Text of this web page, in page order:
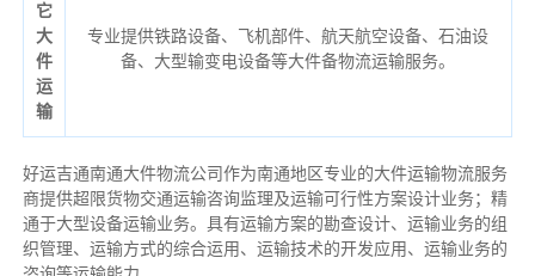
它
大
件
运
输
专业提供铁路设备、飞机部件、航天航空设备、石油设
备、大型输变电设备等大件备物流运输服务。
好运吉通南通大件物流公司作为南通地区专业的大件运输物流服务
商提供超限货物交通运输咨询监理及运输可行性方案设计业务；精
通于大型设备运输业务。具有运输方案的勘查设计、运输业务的组
织管理、运输方式的综合运用、运输技术的开发应用、运输业务的